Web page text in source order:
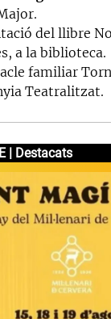
del llibre
a la biblioteca.
familiar
Teatralitzat.
| Destacats